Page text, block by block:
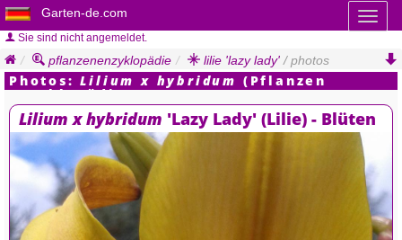
Garten-de.com
Sie sind nicht angemeldet.
pflanzenenzyklopädie lilie 'lazy lady' / photos
Photos:Lilium x hybridum (Pflanzen
Enzyklopädie)
Lilium x hybridum 'Lazy Lady' (Lilie) - Blüten